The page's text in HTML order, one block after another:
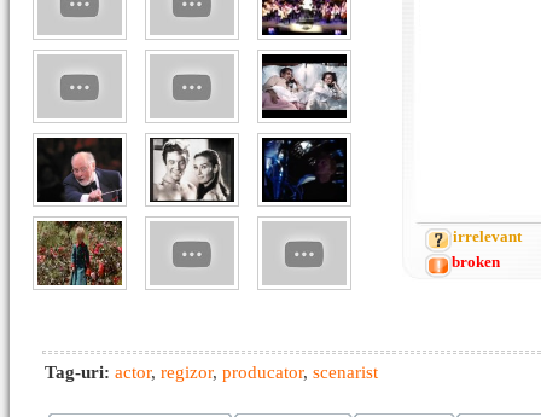
irrelevant
broken
Tag-uri: actor, regizor, producator, scenarist